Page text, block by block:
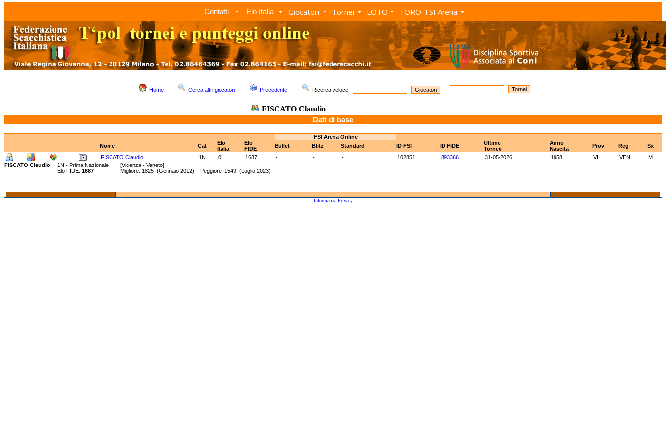
Contatti Elo Italia Giocatori Tornei LOTO TORO FSI Arena
Home Cerca altri giocatori Precedente Ricerca veloce
FISCATO Claudio
Dati di base
FSI Arena Online
Nome
Cat
Elo
Italia
Elo
FIDE
Bullet Blitz Standard ID FSI ID FIDE
Ultimo
Torneo
Anno
Nascita
Prov Reg
Sx
FISCATO Claudio
1N 0 1687 - - - 102851 893366 31-05-2026 1958 VI VEN
M
FISCATO Claudio
1N - Prima Nazionale [Vicenza - Veneto]
Elo FIDE: 1687 Migliore: 1825 (Gennaio 2012) Peggiore: 1549 (Luglio 2023)
Informativa Privacy